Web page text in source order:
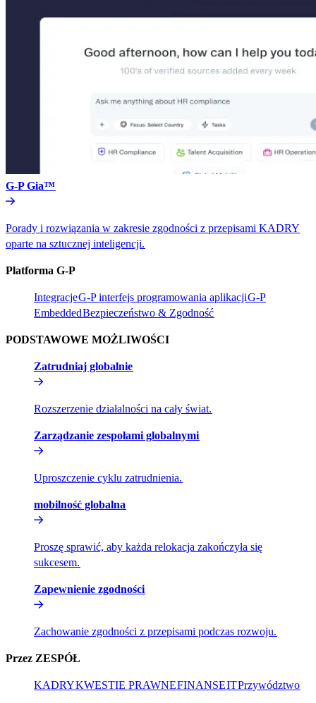
G-P Gia™​​
Porady i rozwiązania w zakresie zgodności z przepisami KADRY
oparte na sztucznej inteligencji.​​
Platforma G-P​​
Integracje​​G-P interfejs programowania aplikacji​​G-P
Embedded​​Bezpieczeństwo & Zgodność​​
PODSTAWOWE MOŻLIWOŚCI​​
Zatrudniaj globalnie​​
Rozszerzenie działalności na cały świat.​​
Zarządzanie zespołami globalnymi​​
Uproszczenie cyklu zatrudnienia.​​
mobilność globalna​​
Proszę sprawić, aby każda relokacja zakończyła się
sukcesem.​​
Zapewnienie zgodności​​
Zachowanie zgodności z przepisami podczas rozwoju.​​
Przez ZESPÓŁ​​
KADRY​​KWESTIE PRAWNE​​FINANSE​​IT​​Przywództwo​​